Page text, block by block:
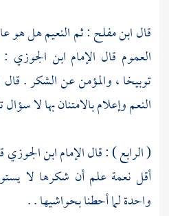
قالابن مفلح: ثم النعيم هل هو
العموم قال الإمام ابن الجوزي :
توبيخا ، والمؤمن عن الشكر . قال
النعم وإعلام بالامتنان بها لا
( الرابع ) : قال الإمامابن الجوزي
أقل نعمة علم أن شكرها لا
واحدة لما أحطنا بحواشيها . .